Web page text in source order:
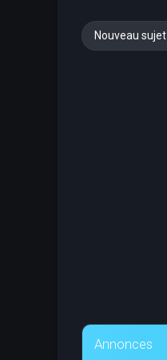
Nouveau sujet
Annonces